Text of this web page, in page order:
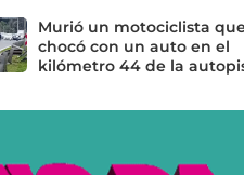
Murió un motociclista
chocó con un auto en el
kilómetro 44 de la